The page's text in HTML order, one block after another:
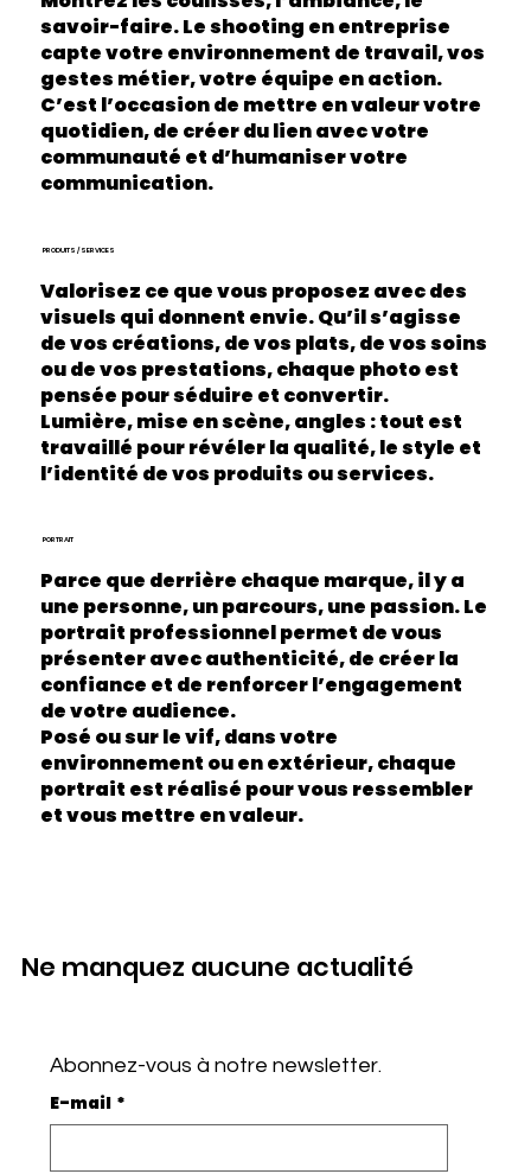
savoir-faire. Le shooting en entreprise
capte votre environnement de travail, vos
gestes métier, votre équipe en action.
C’est l’occasion de mettre en valeur votre
quotidien, de créer du lien avec votre
communauté et d’humaniser votre
communication.
Valorisez ce que vous proposez avec des
visuels qui donnent envie. Qu’il s’agisse
de vos créations, de vos plats, de vos soins
ou de vos prestations, chaque photo est
pensée pour séduire et convertir.
Lumière, mise en scène, angles : tout est
travaillé pour révéler la qualité, le style et
l’identité de vos produits ou services.
PRODUITS / SERVICES
Parce que derrière chaque marque, il y a
une personne, un parcours, une passion. Le
portrait professionnel permet de vous
présenter avec authenticité, de créer la
confiance et de renforcer l’engagement
de votre audience.
Posé ou sur le vif, dans votre
environnement ou en extérieur, chaque
portrait est réalisé pour vous ressembler
et vous mettre en valeur.
PORTRAIT
Ne manquez aucune actualité
Abonnez-vous à notre newsletter.
E-mail *